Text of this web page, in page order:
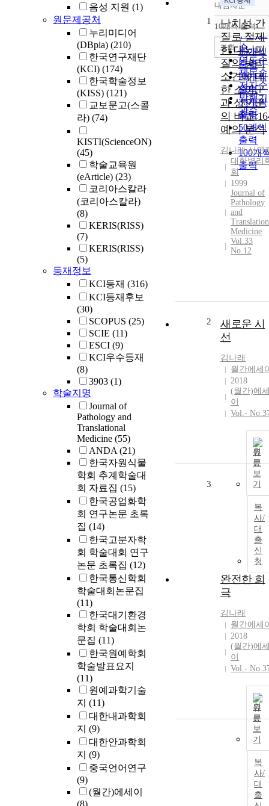
음성 지원 (1)
원문제공처
누리미디어
(DBpia) (210)
한국연구재단
(KCI) (174)
한국학술정보
(KISS) (121)
교보문고(스콜
라) (74)
KISTI(ScienceON)
(45)
학술교육원
(eArticle) (23)
코리아스칼라
(코리아스칼라)
(8)
KERIS(RISS)
(7)
KERIS(RISS)
(5)
등재정보
KCI등재 (316)
KCI등재후보
(30)
SCOPUS (25)
SCIE (11)
ESCI (9)
KCI우수등재
(8)
3903 (1)
학술지명
Journal of
Pathology and
Translational
Medicine (55)
ANDA(21)
한국자원식물
학회 추계학술대
회 자료집 (15)
한국공업화학
회 연구논문 초록
집 (14)
한국고분자학
회 학술대회 연구
논문 초록집 (12)
한국통신학회
학술대회논문집
(11)
한국대기환경
학회 학술대회논
문집 (11)
한국원예학회
학술발표요지
(11)
원예과학기술
지 (11)
대한내과학회
지 (9)
대한안과학회
지 (9)
중국언어연구
(9)
(월간)에세이
정확도
순
인기도
순
연도순
제목순
저자순
발행기
관순
내림차순
내림차
10개씩 출력
10개씩
출력
20개씩
출력
30개씩
출력
50개씩
출력
100개
출력
조회
1
난치성 간
질로 절제
한 대뇌피
질의 병리
소견에 대
한 소아군
과 성인군
의 비교
예의 분석
김나래,서연
대한병리
회
1999
Journal of
Pathology
and
Medicine
Vol.33
No.12
2
새로운 시
선
김나래
월간에세
2018
(월간)에
이
Vol.-
원
문
보
기
복
사/
대
출
신
청
3
완전한 희
극
김나래
월간에세
2018
(월간)에
이
Vol.-
원
문
보
기
복
사/
대
출